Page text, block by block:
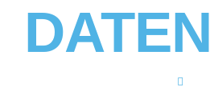
DATEN